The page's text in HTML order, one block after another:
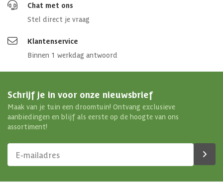
Chat met ons
Stel direct je vraag
Klantenservice
Binnen 1 werkdag antwoord
Schrijf je in voor onze nieuwsbrief
Maak van je tuin een droomtuin! Ontvang exclusieve
aanbiedingen en blijf als eerste op de hoogte van ons
assortiment!